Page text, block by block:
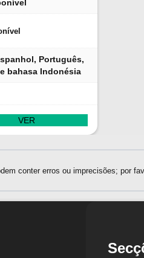
Português,
bahasa Indonésia
VER
conter erros ou imprecisões; por